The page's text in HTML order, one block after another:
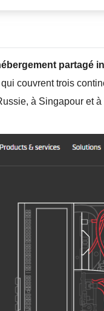
partagé
couvrent trois
à Singapour et